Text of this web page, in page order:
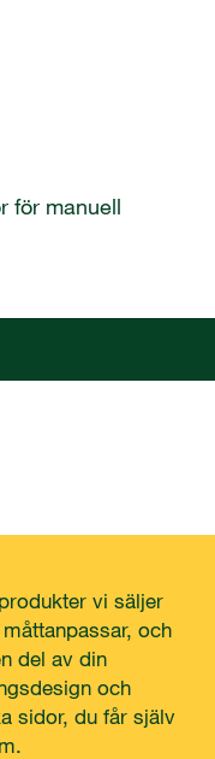
för manuell
vi säljer
och
del av din
och
sidor, du får själv